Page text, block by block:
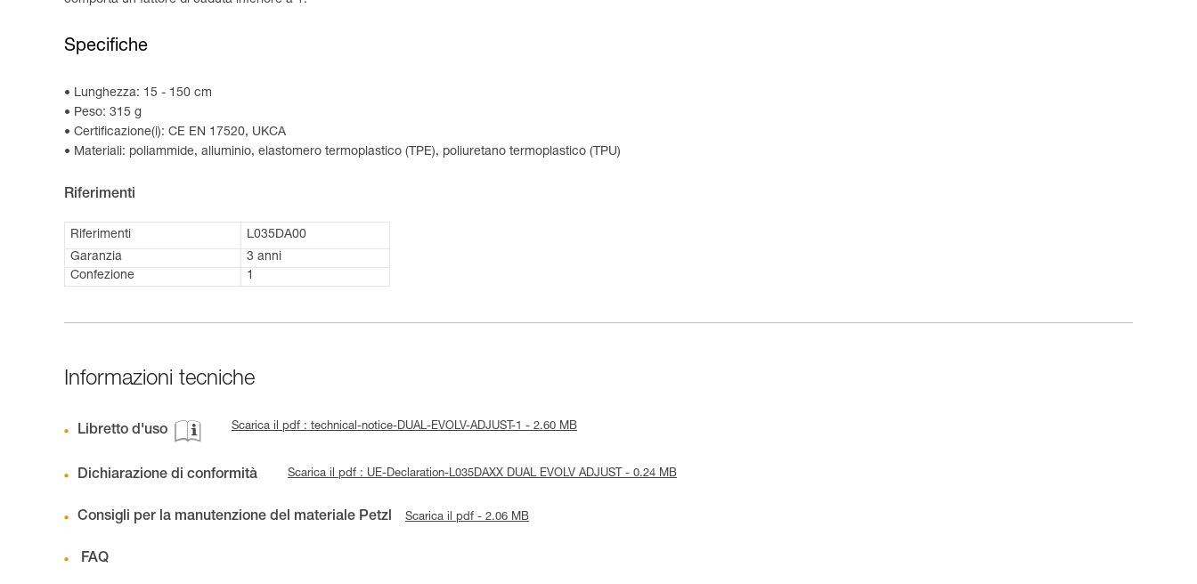
Specifiche
Lunghezza: 15 - 150 cm
Peso: 315 g
Certificazione(i): CE EN 17520, UKCA
Materiali: poliammide, alluminio, elastomero termoplastico (TPE), poliuretano termoplastico (TPU)
Riferimenti
Riferimenti
L035DA00
Garanzia
3 anni
Confezione
1
Informazioni tecniche
Libretto d'uso Scarica il pdf : technical-notice-DUAL-EVOLV-ADJUST-1 - 2.60 MB
Dichiarazione di conformità Scarica il pdf : UE-Declaration-L035DAXX DUAL EVOLV ADJUST - 0.24 MB
Consigli per la manutenzione del materiale Petzl Scarica il pdf - 2.06 MB
FAQ